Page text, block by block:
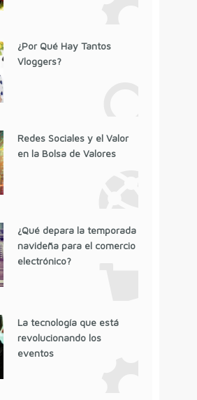
¿Por Qué Hay Tantos
Vloggers?
Redes Sociales y el Valor
en la Bolsa de Valores
¿Qué depara la temporada
navideña para el comercio
electrónico?
La tecnología que está
revolucionando los
eventos